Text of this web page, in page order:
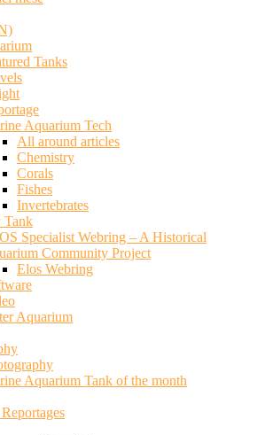
Tanks
Aquarium Tech
All around articles
Chemistry
Corals
Fishes
Invertebrates
Tank
Specialist Webring – A Historical
Community Project
Elos Webring
Aquarium
Aquarium Tank of the month